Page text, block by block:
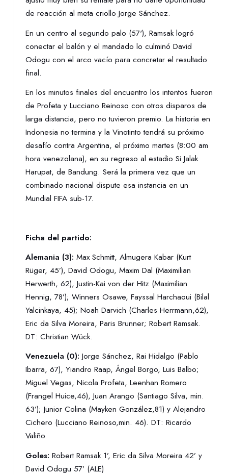
de reacción al meta criollo Jorge Sánchez.
En un centro al segundo palo (57'), Ramsak logró
conectar el balón y el mandado lo culminó David
Odogu con el arco vacío para concretar el resultado
final.
En los minutos finales del encuentro los intentos fueron
de Profeta y Lucciano Reinoso con otros disparos de
larga distancia, pero no tuvieron premio. La historia en
Indonesia no termina y la Vinotinto tendrá su próximo
desafío contra Argentina, el próximo martes (8:00 am
hora venezolana), en su regreso al estadio Si Jalak
Harupat, de Bandung. Será la primera vez que un
combinado nacional dispute esa instancia en un
Mundial FIFA sub-17.
Ficha del partido:
Alemania (3): Max Schmitt, Almugera Kabar (Kurt
Rüger, 45’), David Odogu, Maxim Dal (Maximilian
Herwerth, 62), Justin-Kai von der Hitz (Maximilian
Hennig, 78’); Winners Osawe, Fayssal Harchaoui (Bilal
Yalcinkaya, 45); Noah Darvich (Charles Herrmann,62),
Eric da Silva Moreira, Paris Brunner; Robert Ramsak.
DT: Christian Wück.
Venezuela (0): Jorge Sánchez, Rai Hidalgo (Pablo
Ibarra, 67), Yiandro Raap, Ángel Borgo, Luis Balbo;
Miguel Vegas, Nicola Profeta, Leenhan Romero
(Frangel Huice,46), Juan Arango (Santiago Silva, min.
63’); Junior Colina (Mayken González,81) y Alejandro
Cichero (Lucciano Reinoso,min. 46). DT: Ricardo
Valiño.
Goles:Robert Ramsak 1’, Eric da Silva Moreira 42’ y
David Odogu 57’ (ALE)